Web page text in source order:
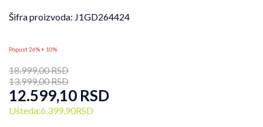
Šifra proizvoda: J1GD264424
Popust 26% + 10%
18.999,00RSD
13.999,00RSD
12.599,10 RSD
Ušteda:6.399,90RSD